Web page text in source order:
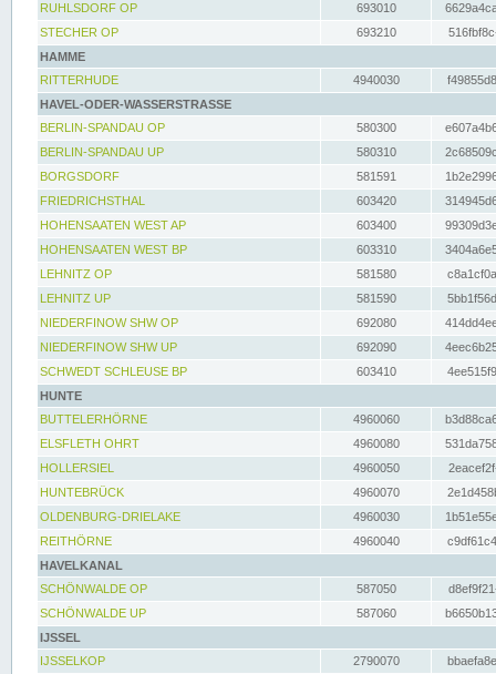
RUHLSDORF OP
693010
STECHER OP
693210
HAMME
RITTERHUDE
4940030
HAVEL-ODER-WASSERSTRASSE
BERLIN-SPANDAU OP
580300
BERLIN-SPANDAU UP
580310
BORGSDORF
581591
FRIEDRICHSTHAL
603420
HOHENSAATEN WEST AP
603400
HOHENSAATEN WEST BP
603310
LEHNITZ OP
581580
LEHNITZ UP
581590
NIEDERFINOW SHW OP
692080
NIEDERFINOW SHW UP
692090
SCHWEDT SCHLEUSE BP
603410
HUNTE
BUTTELERHÖRNE
4960060
ELSFLETH OHRT
4960080
HOLLERSIEL
4960050
HUNTEBRÜCK
4960070
OLDENBURG-DRIELAKE
4960030
REITHÖRNE
4960040
HAVELKANAL
SCHÖNWALDE OP
587050
SCHÖNWALDE UP
587060
IJSSEL
IJSSELKOP
2790070